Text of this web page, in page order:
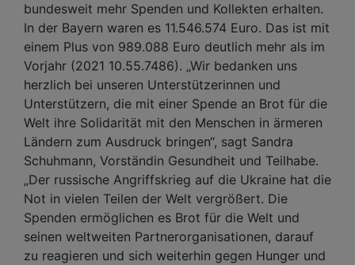
bundesweit mehr Spenden und Kollekten erhalten.
In der Bayern waren es 11.546.574 Euro. Das ist mit
einem Plus von 989.088 Euro deutlich mehr als im
Vorjahr (2021 10.55.7486). „Wir bedanken uns
herzlich bei unseren Unterstützerinnen und
Unterstützern, die mit einer Spende an Brot für die
Welt ihre Solidarität mit den Menschen in ärmeren
Ländern zum Ausdruck bringen“, sagt Sandra
Schuhmann, Vorständin Gesundheit und Teilhabe.
„Der russische Angriffskrieg auf die Ukraine hat die
Not in vielen Teilen der Welt vergrößert. Die
Spenden ermöglichen es Brot für die Welt und
seinen weltweiten Partnerorganisationen, darauf
zu reagieren und sich weiterhin gegen Hunger und